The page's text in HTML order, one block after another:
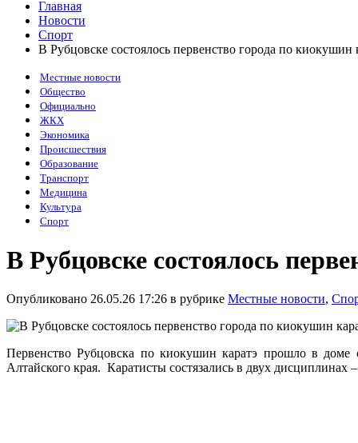
Главная
Новости
Спорт
В Рубцовске состоялось первенство города по
Местные новости
Общество
Официально
ЖКХ
Экономика
Происшествия
Образование
Транспорт
Медицина
Культура
Спорт
В Рубцовске состоялось
Опубликовано 26.05.26 17:26 в рубрике Местные новости,
Первенство Рубцовска по киокушин каратэ прошло в доме
Алтайского края. Каратисты состязались в двух дисциплинах